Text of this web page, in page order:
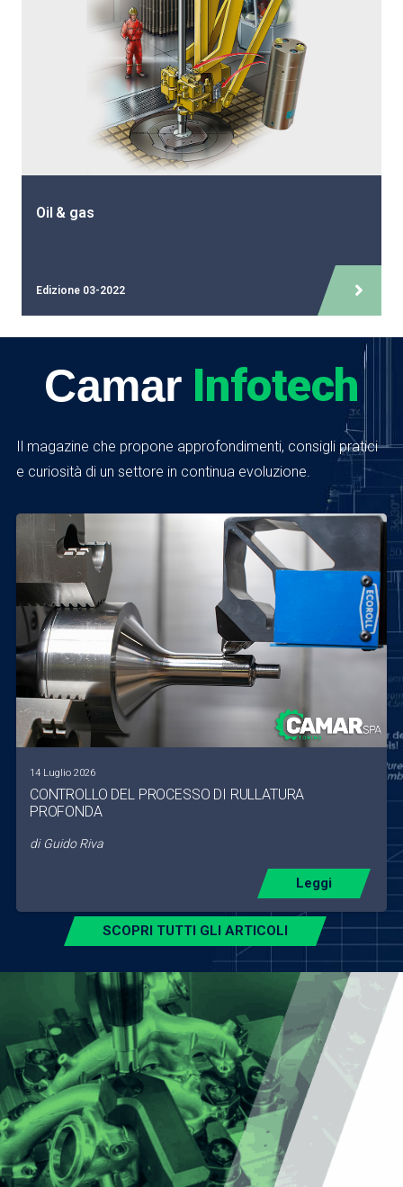
Oil & gas
Edizione 03-2022
Camar Infotech
Il magazine che propone approfondimenti, consigli pratici
e curiosità di un settore in continua evoluzione.
14 Luglio 2026
CONTROLLO DEL PROCESSO DI RULLATURA
PROFONDA
di Guido Riva
Leggi
SCOPRI TUTTI GLI ARTICOLI